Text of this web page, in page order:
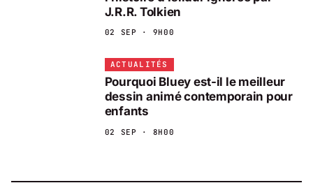
J.R.R. Tolkien
02 SEP · 9H00
ACTUALITÉS
Pourquoi Bluey est-il le meilleur
dessin animé contemporain pour
enfants
02 SEP · 8H00